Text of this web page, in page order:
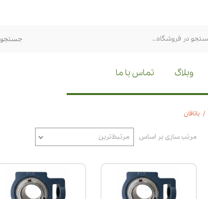
جستجو
وبلاگ تماس با ما
یاتاقان
مرتب سازی بر اساس مرتبط‌ترین